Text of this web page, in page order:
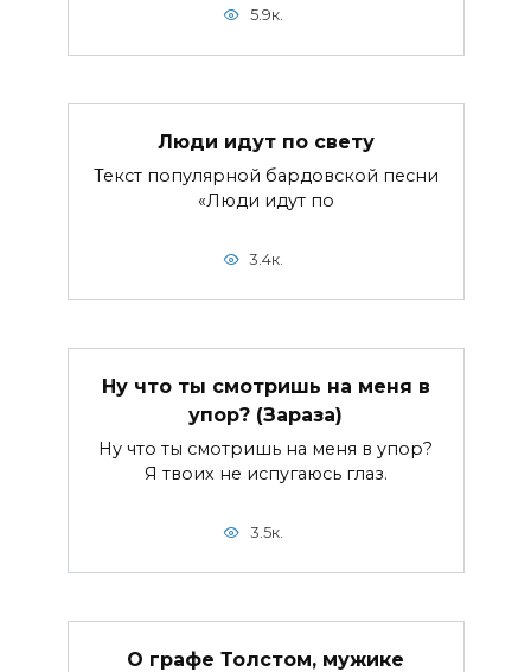
5.9к.
Люди идут по свету
Текст популярной бардовской песни
«Люди идут по
3.4к.
Ну что ты смотришь на меня в
упор? (Зараза)
Ну что ты смотришь на меня в упор?
Я твоих не испугаюсь глаз.
3.5к.
О графе Толстом, мужике